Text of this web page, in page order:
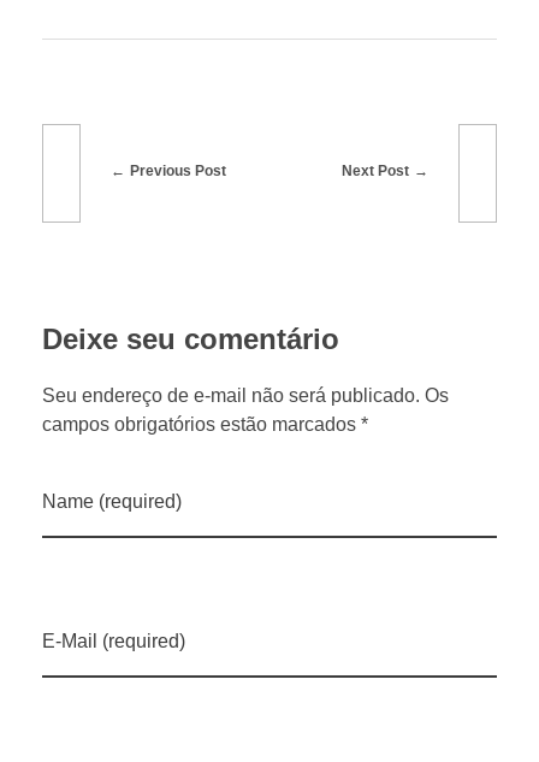
Previous Post Next Post
Deixe seu comentário
Seu endereço de e-mail não será publicado. Os
campos obrigatórios estão marcados *
Name (required)
E-Mail (required)